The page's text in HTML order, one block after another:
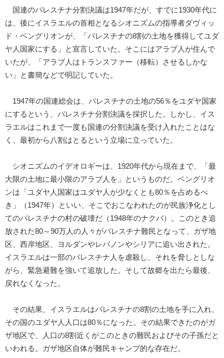
国連のパレスチナ分割決議は1947年だが、すでに1930年代に
は、後にイスラエルの首相となるシオニズムの指導者ダヴィッ
ド・ベングリオンが、「パレスチナの8割の土地を獲得してユダ
ヤ人国家にする」と宣言していた。そこにはアラブ人が住んで
いたが、「アラブ人はトランスファー（移転）させるしかな
い」と書簡などで明記していた。
1947年の国連総会は、パレスチナの土地の56％をユダヤ国家
にするという、パレスチナ分割決議を採択した。しかし、イス
ラエルはこれまで一度も国連の分割決議を受け入れたことはな
く、最初から八割はとるという立場に立っていた。
シオニズムのイデオロギーは、1920年代から現在まで、「最
大限の土地に最小限のアラブ人を」というものだ。ベングリオ
ンは「ユダヤ人国家はユダヤ人が少なくとも80％を占めるべ
き」（1947年）といい、そこでおこなわれたのが民族浄化とし
てのパレスチナの村の破壊だ（1948年のナクバ）。このとき追
放された80～90万人の人々がパレスチナ難民となって、ガザ地
区、西岸地区、ヨルダンやレバノンやシリアに追い出された。
イスラエルは一部のパレスチナ人を虐殺し、それを脅しとしな
がら、緊急避難を強いて追放した。そして故郷を出たら最後、
戻れなくなった。
その結果、イスラエルはパレスチナの8割の土地を手に入れ、
その国のユダヤ人人口は80％になった。その結果できたのがガ
ザ地区で、人口の8割近くがこのときの難民およびその子孫だと
いわれる。ガザ地区自体が難民キャンプ的な存在だ。